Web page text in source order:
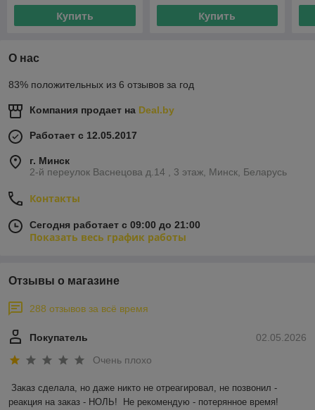
Купить Купить
О нас
83% положительных из 6 отзывов за год
Компания продает на Deal.by
Работает с 12.05.2017
г. Минск
2-й переулок Васнецова д.14 , 3 этаж, Минск, Беларусь
Контакты
Сегодня работает с 09:00 до 21:00
Показать весь график работы
Отзывы о магазине
288 отзывов за всё время
02.05.2026
Покупатель
Очень плохо
Заказ сделала, но даже никто не отреагировал, не позвонил -
реакция на заказ - НОЛЬ!  Не рекомендую - потерянное время!